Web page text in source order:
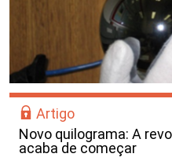
Artigo
Novo quilograma: A
acaba de começar